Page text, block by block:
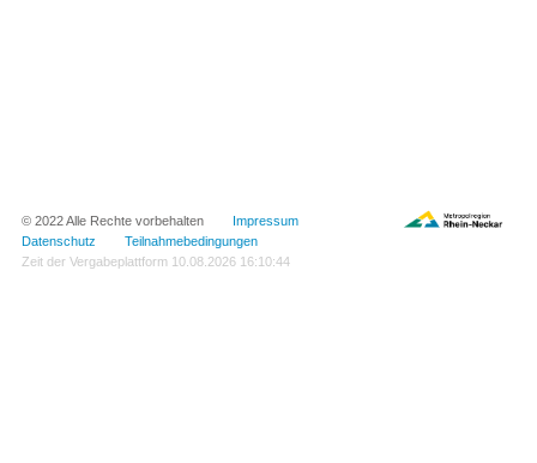
© 2022 Alle Rechte vorbehalten Impressum
Datenschutz
Teilnahmebedingungen
Zeit der Vergabeplattform 10.08.2026 16:10:44